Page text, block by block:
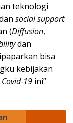
teknologi
social support
(Diffusion,
dan
bisa
kebijakan
Covid-19 ini”